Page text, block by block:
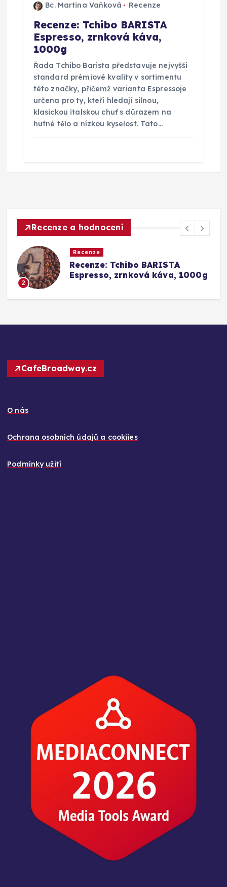
Bc. Martina Vaňková Recenze
Recenze: Tchibo BARISTA
Espresso, zrnková káva,
1000g
Řada Tchibo Barista představuje nejvyšší
standard prémiové kvality v sortimentu
této značky, přičemž varianta Espressoje
určena pro ty, kteří hledají silnou,
klasickou italskou chuť s důrazem na
hutné tělo a nízkou kyselost. Tato…
Recenze a hodnocení
3
Recenze
Srovnání a recenze: Tchibo
Barista Caffè Crema vs.
CafeBroadway.cz
O nás
Ochrana osobních údajů a cookiies
Podmínky užití